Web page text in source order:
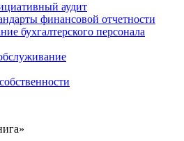
аудит
финансовой отчетности
бухгалтерского персонала